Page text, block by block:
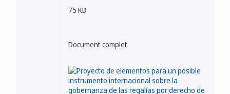
75 KB
Document complet